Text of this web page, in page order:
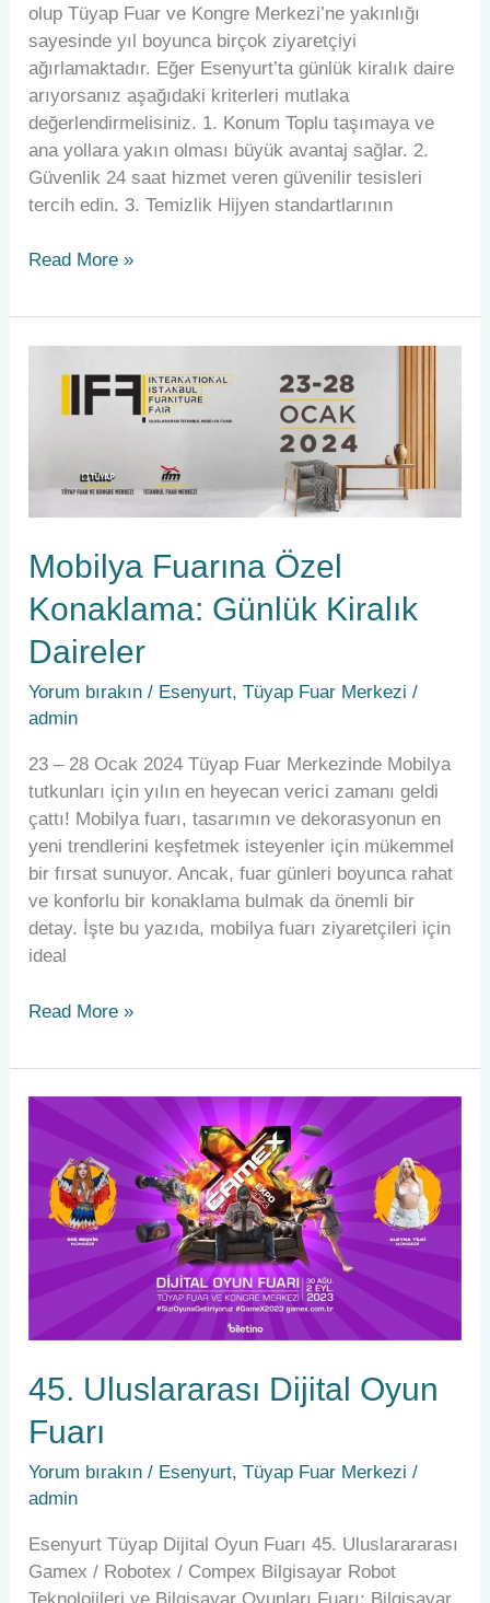
olup Tüyap Fuar ve Kongre Merkezi’ne yakınlığı
sayesinde yıl boyunca birçok ziyaretçiyi
ağırlamaktadır. Eğer Esenyurt’ta günlük kiralık daire
arıyorsanız aşağıdaki kriterleri mutlaka
değerlendirmelisiniz. 1. Konum Toplu taşımaya ve
ana yollara yakın olması büyük avantaj sağlar. 2.
Güvenlik 24 saat hizmet veren güvenilir tesisleri
tercih edin. 3. Temizlik Hijyen standartlarının
Read More »
Mobilya Fuarına Özel
Konaklama: Günlük Kiralık
Daireler
Yorum bırakın / Esenyurt,Tüyap Fuar Merkezi /
admin
23 – 28 Ocak 2024 Tüyap Fuar Merkezinde Mobilya
tutkunları için yılın en heyecan verici zamanı geldi
çattı! Mobilya fuarı, tasarımın ve dekorasyonun en
yeni trendlerini keşfetmek isteyenler için mükemmel
bir fırsat sunuyor. Ancak, fuar günleri boyunca rahat
ve konforlu bir konaklama bulmak da önemli bir
detay. İşte bu yazıda, mobilya fuarı ziyaretçileri için
ideal
Özel
Kiralık
Daireler
Read More »
45. Uluslararası Dijital Oyun
Fuarı
Yorum bırakın / Esenyurt,Tüyap Fuar Merkezi /
admin
Esenyurt Tüyap Dijital Oyun Fuarı 45. Uluslarararası
Gamex / Robotex / Compex Bilgisayar Robot
Dijital
Oyun
Fuarı